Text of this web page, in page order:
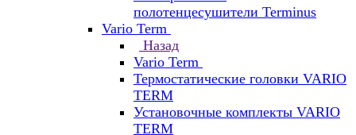
полотенцесушители Terminus
Vario Term
Назад
Vario Term
Термостатические головки VARIO
TERM
Установочные комплекты VARIO
TERM